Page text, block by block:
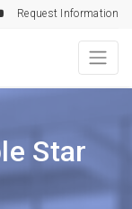
Request Information
Star